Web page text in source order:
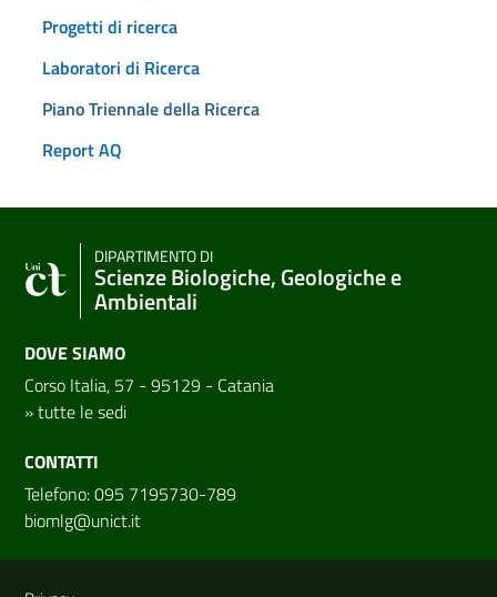
Progetti di ricerca
Laboratori di Ricerca
Piano Triennale della Ricerca
Report AQ
DIPARTIMENTO DI
Scienze Biologiche, Geologiche e
Ambientali
DOVE SIAMO
Corso Italia, 57 - 95129 - Catania
»tutte le sedi
CONTATTI
Telefono: 095 7195730-789
biomlg@unict.it
Link e informazioni utili